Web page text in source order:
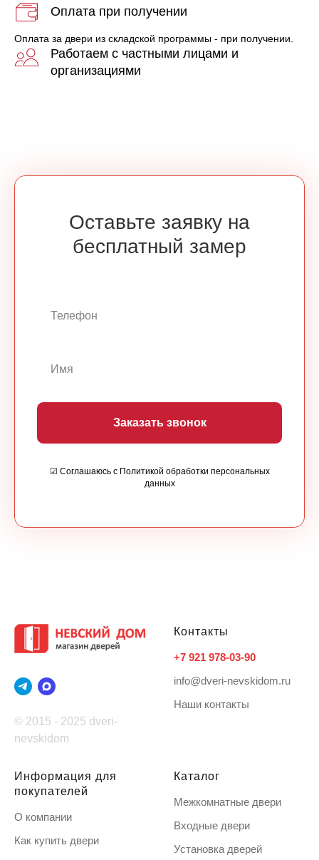
Оплата при получении
Оплата за двери из складской программы - при получении.
Работаем с частными лицами и
организациями
Оставьте заявку на
бесплатный замер
Заказать звонок
☑ Соглашаюсь с Политикой обработки персональных
данных
© 2015 - 2025 dveri-
nevskidom
Контакты
+7 921 978-03-90
info@dveri-nevskidom.ru
Наши контакты
Информация для
покупателей
О компании
Как купить двери
Каталог
Межкомнатные двери
Входные двери
Установка дверей